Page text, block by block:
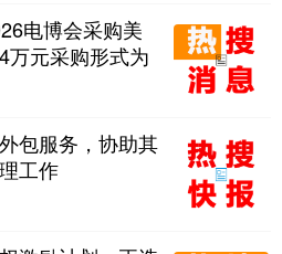
电博会采购美
万元采购形式为
包服务，协助其
工作